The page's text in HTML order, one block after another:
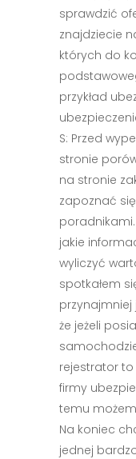
sprawdzić
znajdziecie
których do
przykład
S: Przed
stronie
na stronie
zapoznać
jakie
wyliczyć
spotkałem
przynajmniej
że jeżeli
rejestrator
firmy
temu
Na koniec
jednej